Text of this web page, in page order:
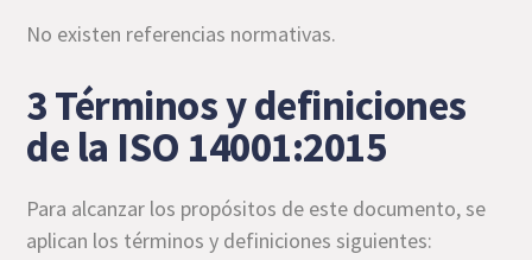
No existen referencias normativas.
3 Términos y definiciones
de la ISO 14001:2015
Para alcanzar los propósitos de este documento, se
aplican los términos y definiciones siguientes: